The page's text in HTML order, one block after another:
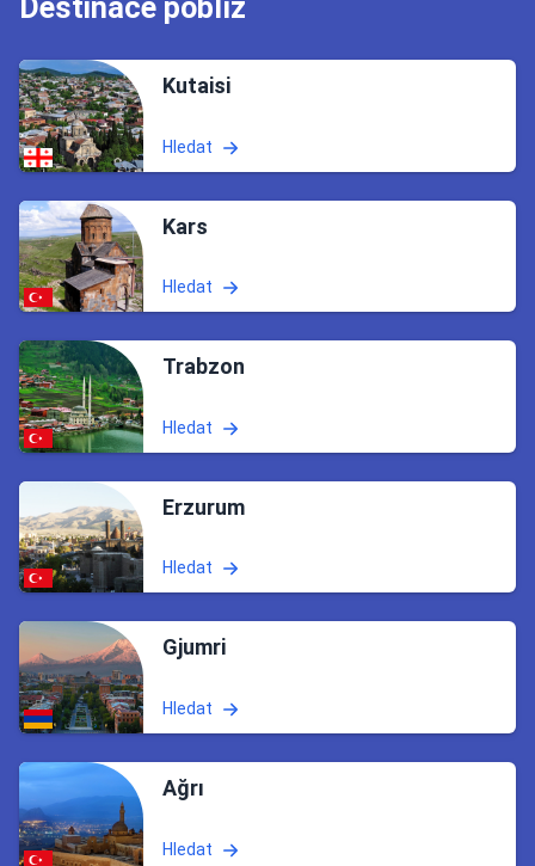
Destinace poblíž
Kutaisi
Hledat
Kars
Hledat
Trabzon
Hledat
Erzurum
Hledat
Gjumri
Hledat
Ağrı
Hledat